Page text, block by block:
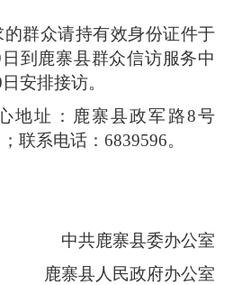
群众请持有效身份证件于
到鹿寨县群众信访服务中
安排接访。
地址：鹿寨县政军路8号
联系电话：6839596。
中共鹿寨县委办公室
鹿寨县人民政府办公室